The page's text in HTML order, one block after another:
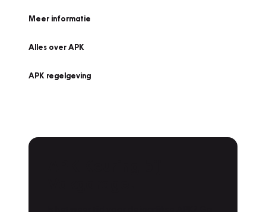
Meer informatie
Alles over APK
APK regelgeving